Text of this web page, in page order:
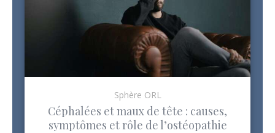
Sphère ORL
Céphalées et maux de tête : causes,
symptômes et rôle de l’ostéopathie